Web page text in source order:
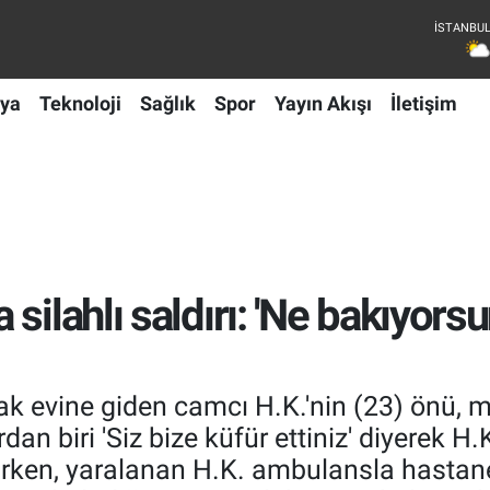
Teknoloji Sağlık Spor Yayın Akışı İletişim
saldırı: 'Ne
evine giden camcı H.K.'nin (23) önü,
biri 'Siz bize küfür ettiniz' diyerek
yaralanan H.K. ambulansla